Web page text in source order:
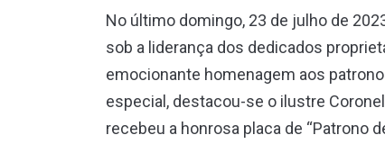
No último domingo, 23 de julho de
sob a liderança dos dedicados
emocionante homenagem aos
especial, destacou-se o ilustre
recebeu a honrosa placa de “Patrono